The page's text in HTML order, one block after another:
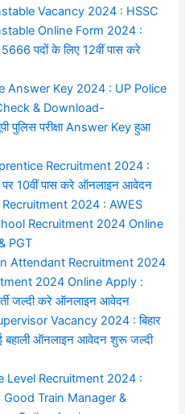
Vacancy 2024 : HSSC
Online Form 2024 :
5666 पदों के लिए 12वीं पास करे
Answer Key 2024 : UP Police
& Download-
पुलिस परीक्षा Answer Key हुआ
Recruitment 2024 :
पर 10वीं पास करे ऑनलाइन आवेदन
2024 : AWES
Recruitment 2024 Online
PGT
Attendant Recruitment 2024
2024 Online Apply :
जल्दी करे ऑनलाइन आवेदन
Vacancy 2024 : बिहार
बहाली ऑनलाइन आवेदन शुरू जल्दी
Level Recruitment 2024 :
Good Train Manager &